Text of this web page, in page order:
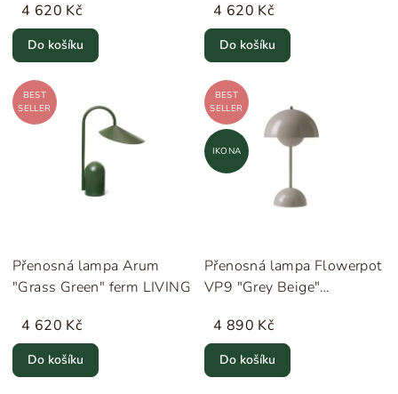
4 620 Kč
Do košíku
4 620 Kč
Do košíku
BEST
SELLER
Přenosná lampa Arum
"Grass Green" ferm LIVING
4 620 Kč
Do košíku
BEST
SELLER
IKONA
Přenosná lampa Flowerpot
VP9 "Grey Beige"
4 890 Kč
Do košíku